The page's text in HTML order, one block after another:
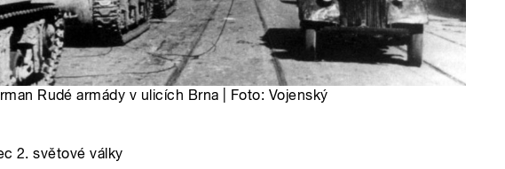
Rudé armády v ulicích Brna | Foto: Vojenský
2. světové války